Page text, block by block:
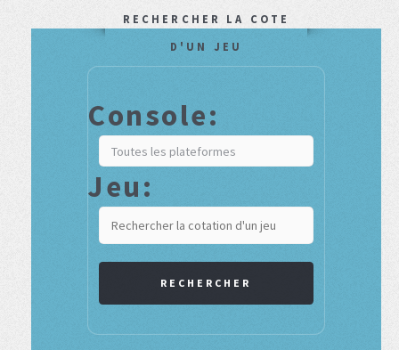
RECHERCHER LA COTE
D'UN JEU
Console:
Jeu:
RECHERCHER